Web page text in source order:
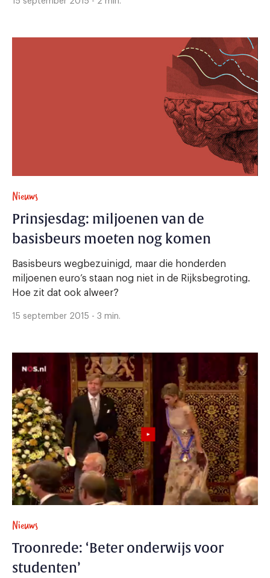
Nieuws
Prinsjesdag: miljoenen van de
basisbeurs moeten nog komen
Basisbeurs wegbezuinigd, maar die honderden
miljoenen euro’s staan nog niet in de Rijksbegroting.
Hoe zit dat ook alweer?
15 september 2015 - 3 min.
Nieuws
Troonrede: ‘Beter onderwijs voor
studenten’